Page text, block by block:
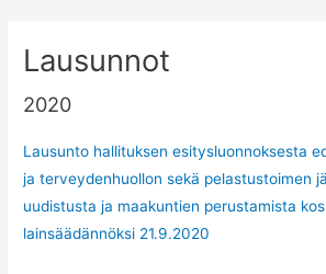
Lausunnot
2020
Lausunto hallituksen esitysluonnoksesta
ja terveydenhuollon sekä pelastustoimen
uudistusta ja maakuntien perustamista
lainsäädännöksi 21.9.2020